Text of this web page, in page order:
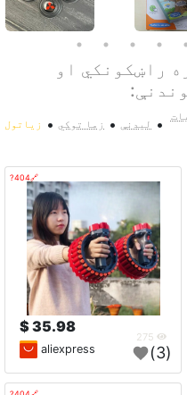
راښکونکي او
• لیدنې • زما توکي • زیاتول
🔗404?
35.98 $
aliexpress (3)